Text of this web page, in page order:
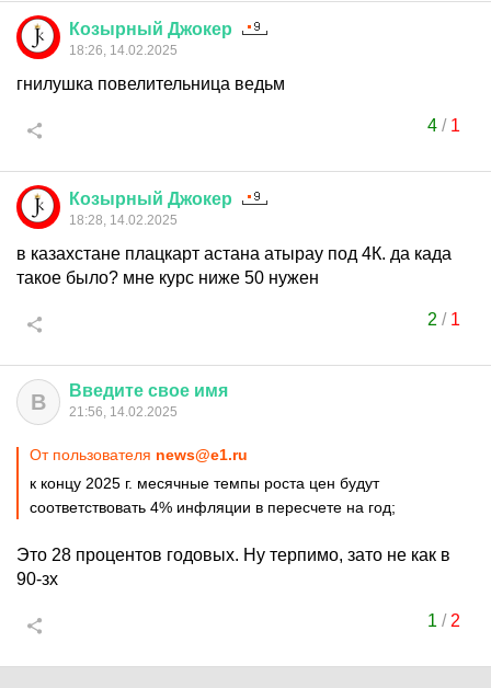
Козырный Джокер
18:26, 14.02.2025
гнилушка повелительница ведьм
4/ 1
Козырный Джокер
18:28, 14.02.2025
в казахстане плацкарт астана атырау под 4К. да када
такое было? мне курс ниже 50 нужен
2 / 1
В Введите свое имя
21:56, 14.02.2025
От пользователя news@e1.ru
к концу 2025 г. месячные темпы роста цен будут
соответствовать 4% инфляции в пересчете на год;
Это 28 процентов годовых. Ну терпимо, зато не как в
90-зх
1 / 2